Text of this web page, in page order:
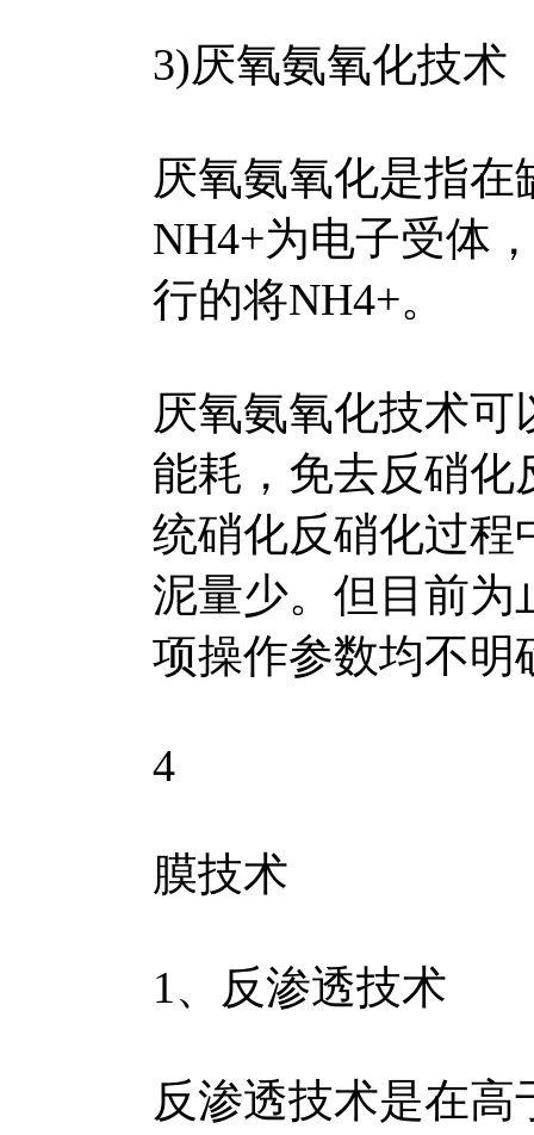
3)厌氧氨氧化技术
厌氧氨氧化是指
NH4+为电子受体
行的将NH4+。
厌氧氨氧化技术
能耗，免去反硝化
统硝化反硝化过程
泥量少。但目前为
项操作参数均不明
4
膜技术
1、反渗透技术
反渗透技术是在